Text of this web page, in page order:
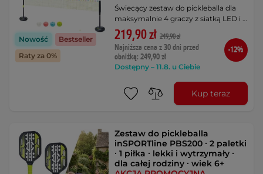
Nowość
Bestseller
Raty za 0%
Świecący zestaw do pickleballa dla
maksymalnie 4 graczy z siatką LED i …
219,90 zł 249,90 zł
Najniższa cena z 30 dni przed
obniżką: 249,90 zł
Dostępny – 11.8. u Ciebie
-12%
Kup teraz
Zestaw do pickleballa
inSPORTline PBS200 ∙ 2 paletki
∙ 1 piłka ∙ lekki i wytrzymały ∙
dla całej rodziny ∙ wiek 6+